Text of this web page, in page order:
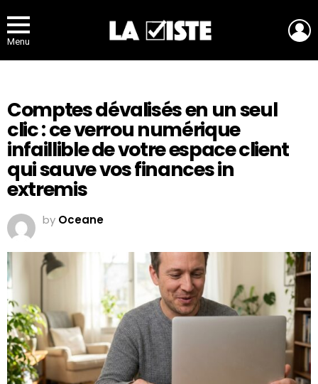
Menu
Comptes dévalisés en un seul
clic : ce verrou numérique
infaillible de votre espace client
qui sauve vos finances in
extremis
by Oceane